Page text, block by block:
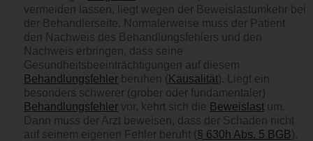
vermeiden lassen, liegt wegen der Beweislastumkehr bei
der Behandlerseite. Normalerweise muss der Patient
den Nachweis des Behandlungsfehlers und den
Nachweis erbringen, dass seine
Gesundheitsbeeinträchtigungen auf diesem
Behandlungsfehler beruhen ( Kausalität). Liegt ein
besonders schwerer (grober oder fundamentaler)
Behandlungsfehler vor, kehrt sich die Beweislast um.
Dann muss der Arzt beweisen, dass der Schaden nicht
auf seinem eigenen Fehler beruht (§ 630h Abs. 5 BGB).